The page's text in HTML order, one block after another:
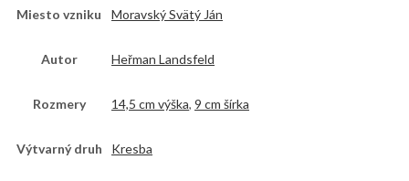
Miesto vzniku Moravský Svätý Ján
Autor Heřman Landsfeld
Rozmery 14,5 cm výška, 9 cm šírka
Výtvarný druh Kresba